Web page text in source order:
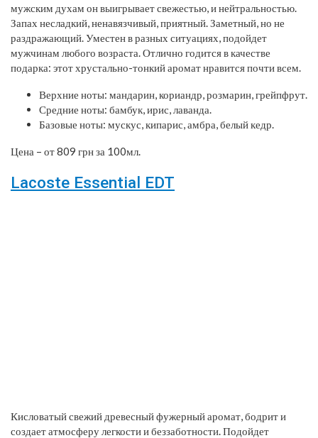
мужским духам он выигрывает свежестью, и нейтральностью.
Запах несладкий, ненавязчивый, приятный. Заметный, но не
раздражающий. Уместен в разных ситуациях, подойдет
мужчинам любого возраста. Отлично годится в качестве
подарка: этот хрустально-тонкий аромат нравится почти всем.
Верхние ноты: мандарин, кориандр, розмарин, грейпфрут.
Средние ноты: бамбук, ирис, лаванда.
Базовые ноты: мускус, кипарис, амбра, белый кедр.
Цена – от 809 грн за 100мл.
Lacoste Essential EDT
Кисловатый свежий древесный фужерный аромат, бодрит и
создает атмосферу легкости и беззаботности. Подойдет